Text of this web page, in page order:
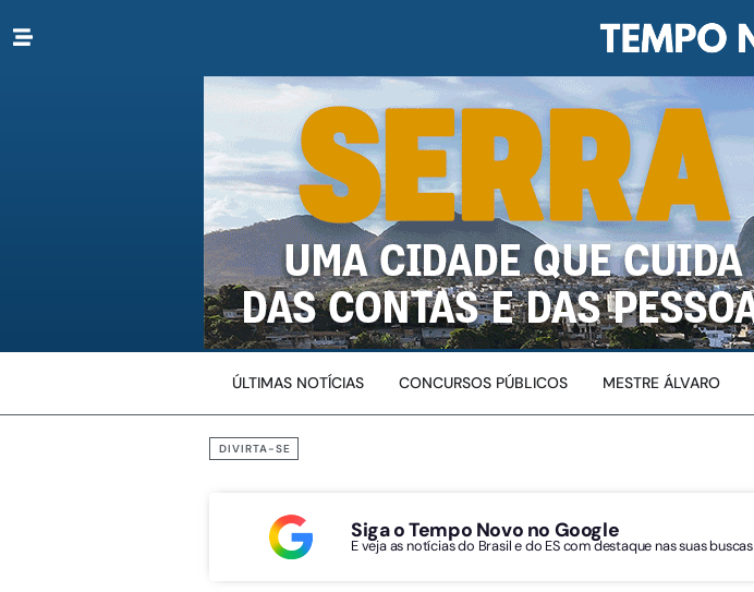
ÚLTIMAS NOTÍCIAS CONCURSOS PÚBLICOS MESTRE ÁLVARO
DIVIRTA-SE
Siga o Tempo Novo no Google
E veja as notícias do Brasil e do ES com destaque nas suas buscas